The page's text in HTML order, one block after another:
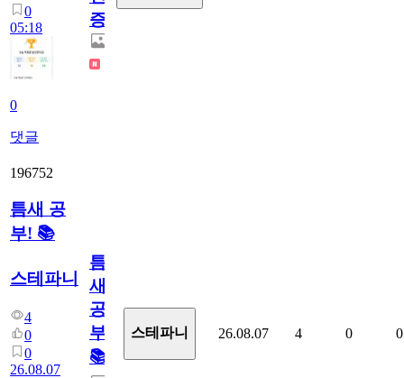
0
05:18
0
댓글
증
196752
틈새 공
부! 📚
스테파니
4
0
0
26.08.07
틈
새
공
부!
📚
스테파니 26.08.07 4 0 0